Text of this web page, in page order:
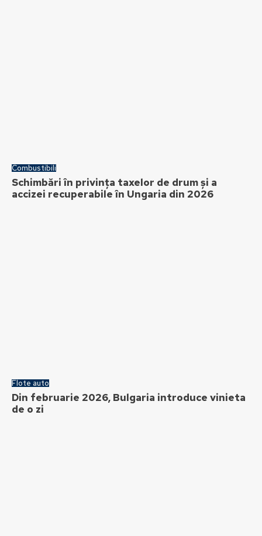
Combustibili
Schimbări în privința taxelor de drum și a
accizei recuperabile în Ungaria din 2026
Flote auto
Din februarie 2026, Bulgaria introduce vinieta
de o zi